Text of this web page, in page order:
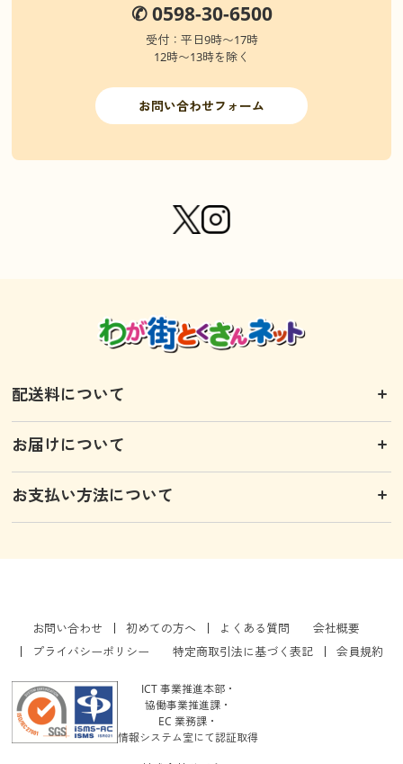
✆ 0598-30-6500
受付：平日9時〜17時
12時〜13時を除く
お問い合わせフォーム
配送料について
お届けについて
お支払い方法について
お問い合わせ 初めての方へ よくある質問
会社概要
プライバシーポリシー
特定商取引法に基づく表記 会員規約
ICT 事業推進本部・
協働事業推進課・
EC 業務課・
情報システム室にて認証取得